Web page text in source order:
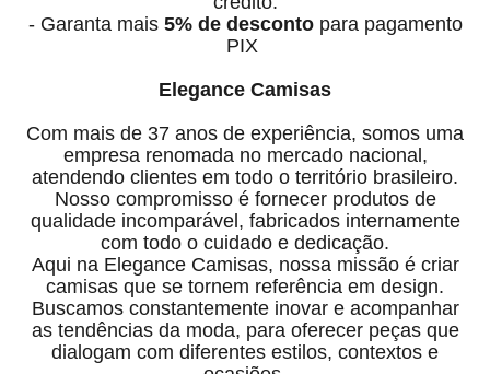
- Garanta mais 5% de descontopara pagamento
PIX
Elegance Camisas
Com mais de 37 anos de experiência, somos uma
empresa renomada no mercado nacional,
atendendo clientes em todo o território brasileiro.
Nosso compromisso é fornecer produtos de
qualidade incomparável, fabricados internamente
com todo o cuidado e dedicação.
Aqui na Elegance Camisas, nossa missão é criar
camisas que se tornem referência em design.
Buscamos constantemente inovar e acompanhar
as tendências da moda, para oferecer peças que
dialogam com diferentes estilos, contextos e